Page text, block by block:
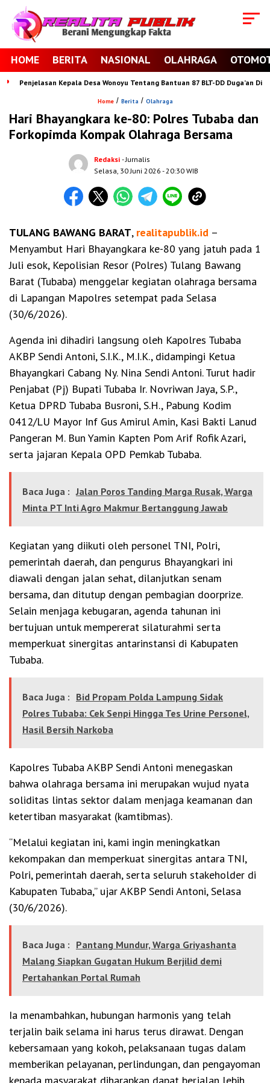
HOME BERITA NASIONAL OLAHRAGA
Penjelasan Kepala Desa Wonoyu Tentang Bantuan 87 BLT-DD Duga’an Di
Home/ Berita / Olahraga
Hari Bhayangkara ke-80: Polres Tubaba dan
Forkopimda Kompak Olahraga Bersama
Redaksi - Jurnalis
Selasa, 30 Juni 2026 - 20:30 WIB
TULANG BAWANG BARAT, realitapublik.id –
Menyambut Hari Bhayangkara ke-80 yang jatuh pada 1
Juli esok, Kepolisian Resor (Polres) Tulang Bawang
Barat (Tubaba) menggelar kegiatan olahraga bersama
di Lapangan Mapolres setempat pada Selasa
(30/6/2026).
Agenda ini dihadiri langsung oleh Kapolres Tubaba
AKBP Sendi Antoni, S.I.K., M.I.K., didampingi Ketua
Bhayangkari Cabang Ny. Nina Sendi Antoni. Turut hadir
Penjabat (Pj) Bupati Tubaba Ir. Novriwan Jaya, S.P.,
Ketua DPRD Tubaba Busroni, S.H., Pabung Kodim
0412/LU Mayor Inf Gus Amirul Amin, Kasi Bakti Lanud
Pangeran M. Bun Yamin Kapten Pom Arif Rofik Azari,
serta jajaran Kepala OPD Pemkab Tubaba.
Baca Juga : Jalan Poros Tanding Marga Rusak, Warga
Minta PT Inti Agro Makmur Bertanggung Jawab
Kegiatan yang diikuti oleh personel TNI, Polri,
pemerintah daerah, dan pengurus Bhayangkari ini
diawali dengan jalan sehat, dilanjutkan senam
bersama, dan ditutup dengan pembagian doorprize.
Selain menjaga kebugaran, agenda tahunan ini
bertujuan untuk mempererat silaturahmi serta
memperkuat sinergitas antarinstansi di Kabupaten
Tubaba.
Baca Juga : Bid Propam Polda Lampung Sidak
Polres Tubaba: Cek Senpi Hingga Tes Urine Personel,
Hasil Bersih Narkoba
Kapolres Tubaba AKBP Sendi Antoni menegaskan
bahwa olahraga bersama ini merupakan wujud nyata
soliditas lintas sektor dalam menjaga keamanan dan
ketertiban masyarakat (kamtibmas).
“Melalui kegiatan ini, kami ingin meningkatkan
kekompakan dan memperkuat sinergitas antara TNI,
Polri, pemerintah daerah, serta seluruh stakeholder di
Kabupaten Tubaba,” ujar AKBP Sendi Antoni, Selasa
(30/6/2026).
Baca Juga : Pantang Mundur, Warga Griyashanta
Malang Siapkan Gugatan Hukum Berjilid demi
Pertahankan Portal Rumah
Ia menambahkan, hubungan harmonis yang telah
terjalin baik selama ini harus terus dirawat. Dengan
kebersamaan yang kokoh, pelaksanaan tugas dalam
memberikan pelayanan, perlindungan, dan pengayoman